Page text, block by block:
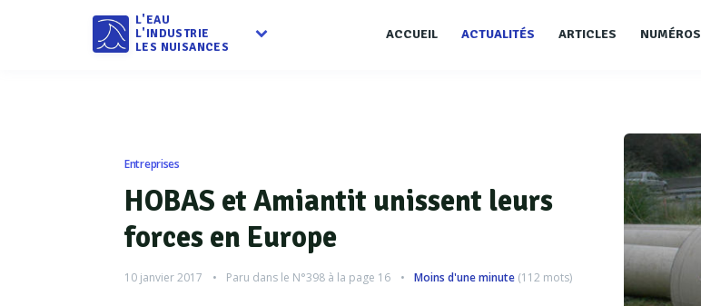
L'EAU
L'INDUSTRIE
LES NUISANCES
ACCUEIL ACTUALITÉS ARTICLES NUMÉROS
Entreprises
HOBAS et Amiantit unissent leurs
forces en Europe
10 janvier 2017 Paru dans le N°398 à la page 16 Moins d'une minute (112 mots)